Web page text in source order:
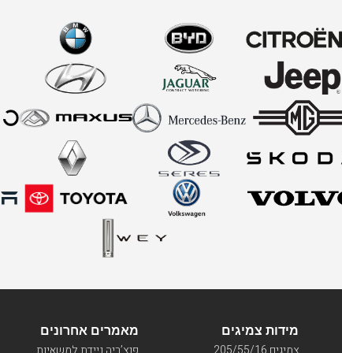
מאמרים אחרונים מידות צמיגים